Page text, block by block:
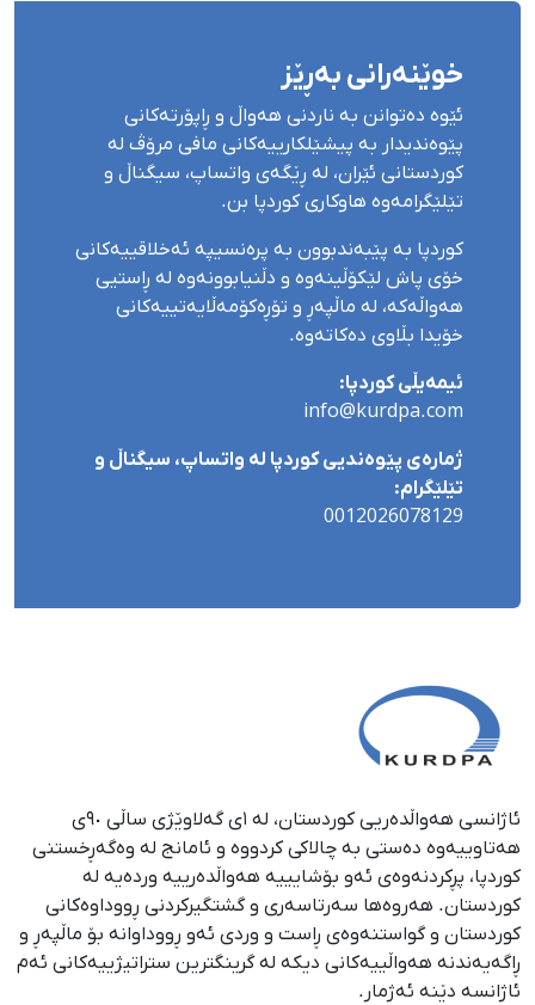
خوێنەرانی بەڕێز
ئێوە دەتوانن بە ناردنی هەواڵ و ڕاپۆرتەکانی
پێوەندیدار بە پیشێلکارییەکانی مافی مرۆڤ لە
کوردستانی ئێران، لە ڕێگەی واتساپ، سیگناڵ و
تێلێگرامەوە هاوکاری کوردپا بن.
کوردپا بە پێبەندبوون بە پرەنسیپە ئەخلاقییەکانی
خۆی پاش لێکۆڵینەوە و دڵنیابوونەوە لە ڕاستیی
هەواڵەکە، لە ماڵپەڕ و تۆڕەکۆمەڵایەتییەکانی
خۆیدا بڵاوی دەکاتەوە.
ئیمەیڵی کوردپا:
info@kurdpa.com
ژمارەی پێوەندیی کوردپا لە واتساپ، سیگناڵ و
تێلێگرام:
0012026078129
ئاژانسی هەواڵدەریی کوردستان، لە ١ی گەلاوێژی ساڵی ٩٠ی
هەتاوییەوە دەستی بە چالاکی کردووە و ئامانج لە وەگەڕخستنی
كوردپا، پڕكردنەوەی ئەو بۆشایییە هەواڵدەرییە وردەیە لە
كوردستان. هەروەها سەرتاسەری و گشتگیركردنی ڕووداوەكانی
كوردستان و گواستنەوەی ڕاست و وردی ئەو ڕووداوانە بۆ ماڵپەڕ و
ڕاگەیەندنە هەواڵییەكانی دیكە لە گرینگترین ستراتیژییەكانی ئەم
ئاژانسە دێنە ئەژمار.